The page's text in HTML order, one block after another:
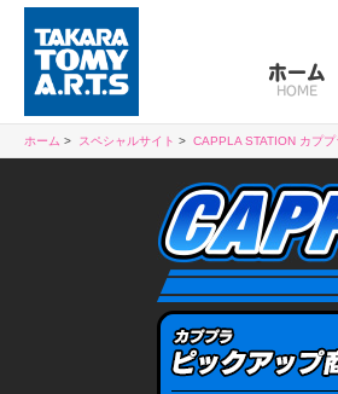
ホーム
HOME
ホーム スペシャルサイト CAPPLA STATION カプ